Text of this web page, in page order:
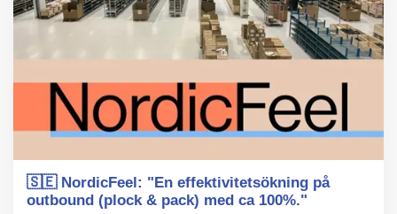
🇸🇪 NordicFeel: "En effektivitetsökning på
outbound (plock & pack) med ca 100%."